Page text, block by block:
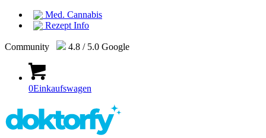
Med. Cannabis
Rezept Info
Community 4.8 / 5.0 Google
0Einkaufswagen